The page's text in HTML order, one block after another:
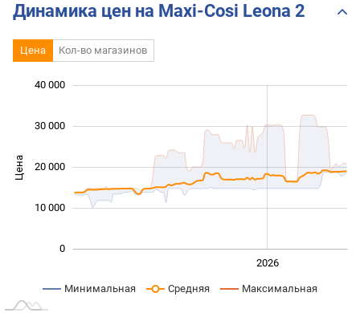
Динамика цен на Maxi-Cosi Leona 2
Цена Кол-во магазинов
Цена 10 000
0
10 000
20 000
30 000
40 000
2026
Минимальная Средняя Максимальная